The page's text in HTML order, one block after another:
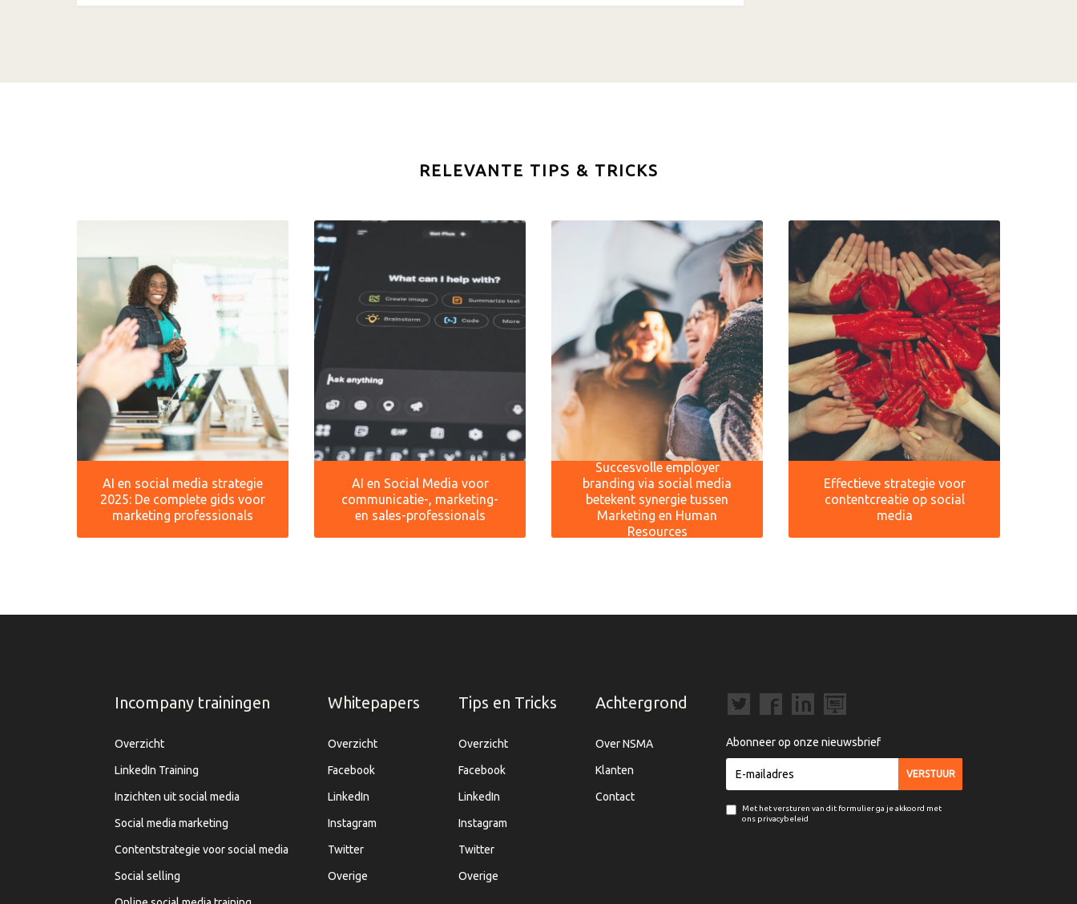
RELEVANTE TIPS & TRICKS
AI en social media strategie
2025: De complete gids voor
marketing professionals
AI en Social Media voor
communicatie-, marketing-
en sales-professionals
Succesvolle employer
branding via social media
betekent synergie tussen
Marketing en Human
Resources
Effectieve strategie voor
contentcreatie op social
media
Incompany trainingen
Overzicht
LinkedIn Training
Inzichten uit social media
Social media marketing
Contentstrategie voor social media
Social selling
Whitepapers
Overzicht
Facebook
LinkedIn
Instagram
Twitter
Overige
Tips en Tricks
Overzicht
Facebook
LinkedIn
Instagram
Twitter
Overige
Achtergrond
Over NSMA
Klanten
Contact
Abonneer op onze nieuwsbrief
Met het versturen van dit formulier ga je akkoord met
ons privacybeleid